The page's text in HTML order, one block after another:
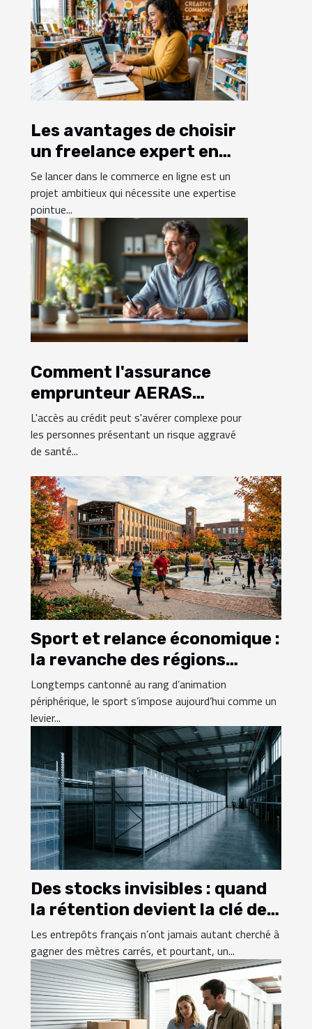
Sport et relance économique :
la revanche des régions
oubliées
Longtemps cantonné au rang d’animation
périphérique, le sport s’impose aujourd’hui comme un
levier...
Des stocks invisibles : quand
la rétention devient la clé de
l’efficacité
Les entrepôts français n’ont jamais autant cherché à
gagner des mètres carrés, et pourtant, un...
Les avantages de choisir
un freelance expert en
création de boutiques en
ligne
Se lancer dans le commerce en ligne est un
projet ambitieux qui nécessite une expertise
pointue...
Comment l'assurance
emprunteur AERAS
facilite l'accès au crédit
pour les personnes à
risque ?
L'accès au crédit peut s'avérer complexe pour
les personnes présentant un risque aggravé
de santé...